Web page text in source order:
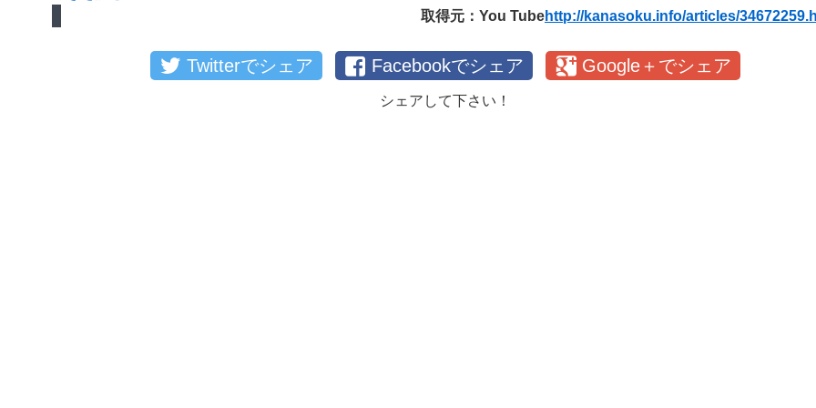
取得元：You Tubehttp://kanasoku.info/articles/
Twitterでシェア Facebookでシェア Google＋でシェア
シェアして下さい！